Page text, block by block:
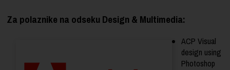
Za polaznike na odseku Design & Multimedia:
ACP Visual
design using
Photoshop